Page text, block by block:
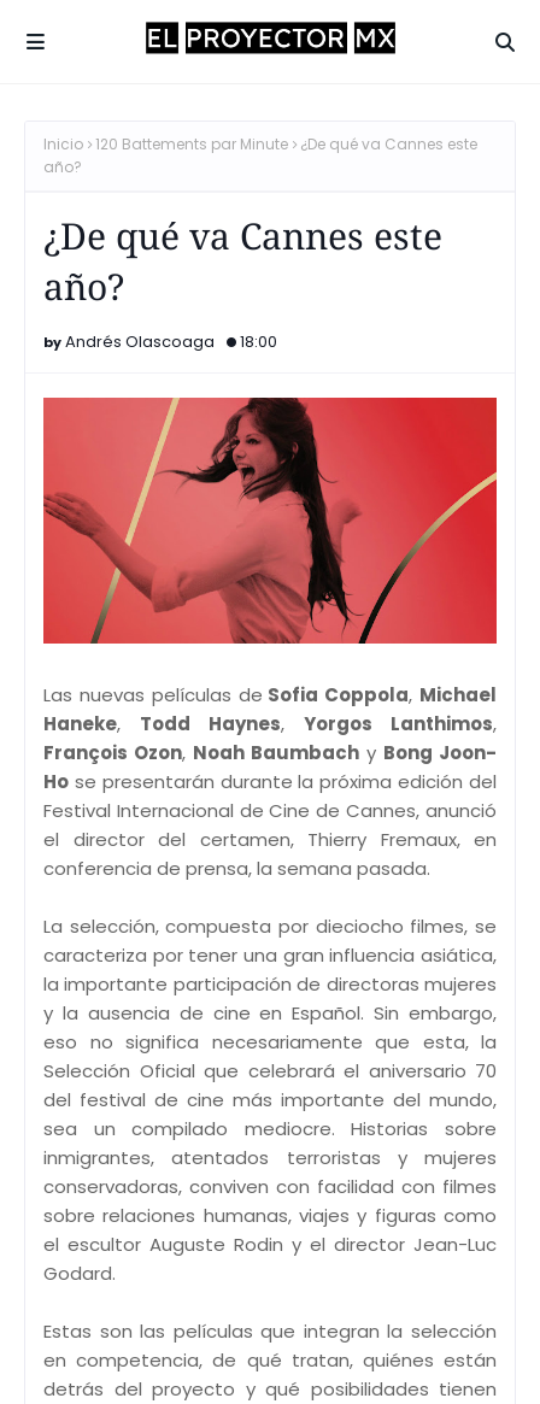
Inicio 120 Battements par Minute
¿De qué va Cannes este
año?
¿De qué va Cannes este
año?
Andrés Olascoaga 18:00
Las nuevas películas de Sofia Coppola, Michael
Haneke, Todd Haynes, Yorgos Lanthimos,
François Ozon, Noah Baumbach y Bong Joon-
Ho se presentarán durante la próxima edición del
Festival Internacional de Cine de Cannes, anunció
el director del certamen, Thierry Fremaux, en
conferencia de prensa, la semana pasada.
La selección, compuesta por dieciocho filmes, se
caracteriza por tener una gran influencia asiática,
la importante participación de directoras mujeres
y la ausencia de cine en Español. Sin embargo,
eso no significa necesariamente que esta, la
Selección Oficial que celebrará el aniversario 70
del festival de cine más importante del mundo,
sea un compilado mediocre. Historias sobre
inmigrantes, atentados terroristas y mujeres
conservadoras, conviven con facilidad con filmes
sobre relaciones humanas, viajes y figuras como
el escultor Auguste Rodin y el director Jean-Luc
Godard.
Estas son las películas que integran la selección
en competencia, de qué tratan, quiénes están
detrás del proyecto y qué posibilidades tienen